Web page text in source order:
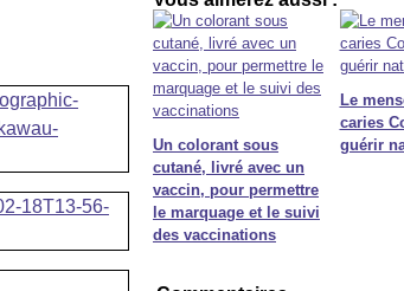
Un colorant sous
cutané, livré avec un
vaccin, pour permettre
le marquage et le suivi
des vaccinations
Le
caries
guérir